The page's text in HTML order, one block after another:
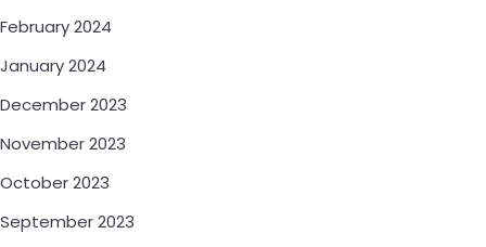
February 2024
January 2024
December 2023
November 2023
October 2023
September 2023